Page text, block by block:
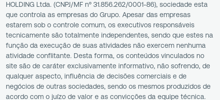
HOLDING Ltda. (CNPJ/MF nº 31.856.262/0001-86), sociedade esta
que controla as empresas do Grupo. Apesar das empresas
estarem sob o controle comum, os executivos responsáveis
tecnicamente são totalmente independentes, sendo que estes na
função da execução de suas atividades não exercem nenhuma
atividade conflitante. Desta forma, os conteúdos vinculados no
site são de caráter exclusivamente informativo, não sofrendo, de
qualquer aspecto, influência de decisões comerciais e de
negócios de outras sociedades, sendo os mesmos produzidos de
acordo com o juízo de valor e as convicções da equipe técnica.